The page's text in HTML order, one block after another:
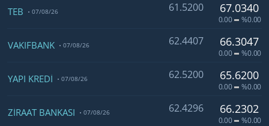
TEB 07/08/26 61.5200 67.0340
0.00 %0.00
VAKIFBANK 07/08/26 62.4407 66.3047
0.00 %0.00
YAPI KREDİ 07/08/26 62.5200 65.6200
0.00 %0.00
ZİRAAT BANKASI 07/08/26 62.4296 66.2302
0.00 %0.00